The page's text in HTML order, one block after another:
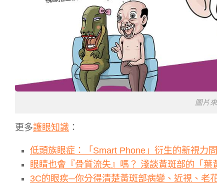
圖片
更多護眼知識 ：
低頭族眼症：「Smart Phone」衍生的新視力
眼睛也會『骨質流失』嗎？ 淺談黃斑部的「葉
3C的眼疾─你分得清楚黃斑部病變、近視、老